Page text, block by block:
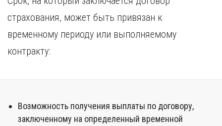
страхования, может быть привязан к
временному периоду или выполняемому
контракту:
Возможность получения выплаты по договору,
заключенному на определенный временной